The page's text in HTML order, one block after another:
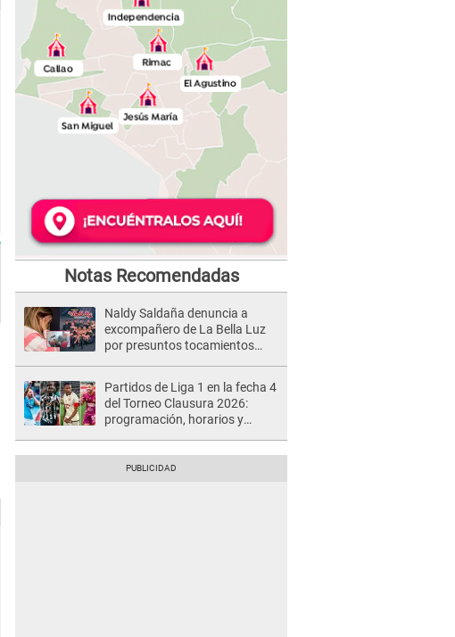
Notas Recomendadas
Naldy Saldaña denuncia a
excompañero de La Bella Luz
por presuntos tocamientos
Partidos de Liga 1 en la fecha 4
del Torneo Clausura 2026:
programación, horarios y